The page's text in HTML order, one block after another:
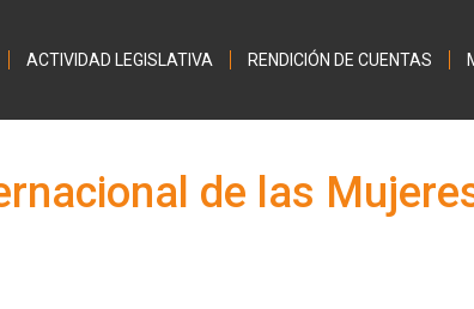
ACTIVIDAD LEGISLATIVA RENDICIÓN DE CUENTAS
de las